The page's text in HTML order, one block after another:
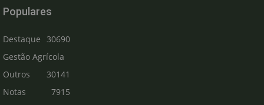
Populares
Destaque
30690
Gestão Agrícola
30141
Outros
7915
Notas